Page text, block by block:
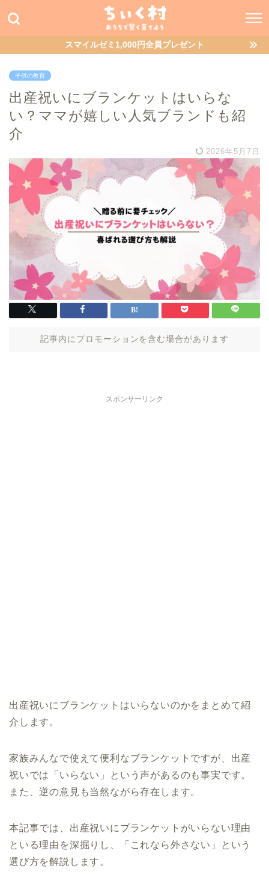
スマイルゼミ1,000円全員プレゼント
子供の教育
出産祝いにブランケットはいらな
い？ママが嬉しい人気ブランドも紹
介
2026年5月7日
記事内にプロモーションを含む場合があります
スポンサーリンク
出産祝いにブランケットはいらないのかをまとめて紹
介します。
家族みんなで使えて便利なブランケットですが、出産
祝いでは「いらない」という声があるのも事実です。
また、逆の意見も当然ながら存在します。
本記事では、出産祝いにブランケットがいらない理由
といる理由を深掘りし、「これなら外さない」という
選び方を解説します。